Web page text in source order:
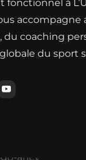
fonctionnel à
accompagne
du coaching
du sport